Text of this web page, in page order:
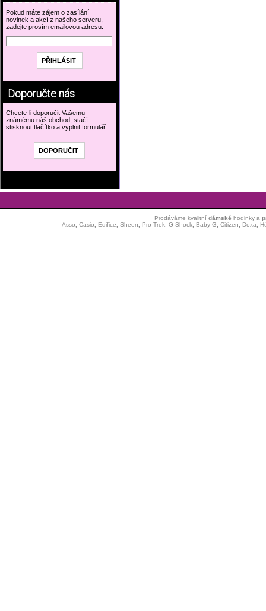
Pokud máte zájem o zasílání
novinek a akcí z našeho serveru,
zadejte prosím emailovou adresu.
Doporučte nás
Chcete-li doporučit Vašemu
známému náš obchod, stačí
stisknout tlačítko a vyplnit formulář.
Prodáváme kvalitní dámské hodinkya
Asso
Casio Edifice Sheen Pro-Trek, G-Shock, Baby-G Citizen Doxa